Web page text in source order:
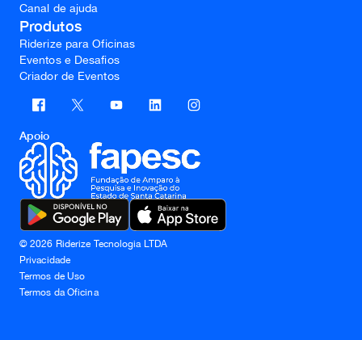
Canal de ajuda
Produtos
Riderize para Oficinas
Eventos e Desafios
Criador de Eventos
Apoio
©2026 Riderize Tecnologia LTDA
Privacidade
Termos de Uso
Termos da Oficina